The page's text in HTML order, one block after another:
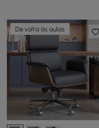
De volta às aulas